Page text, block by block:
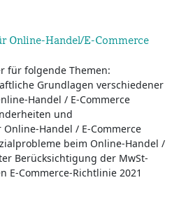
Online-Handel/E-Commerce
für folgende Themen:
Grundlagen verschiedener
Handel / E-Commerce
und
Handel / E-Commerce
beim Online-Handel /
Berücksichtigung der MwSt-
E-Commerce-Richtlinie 2021